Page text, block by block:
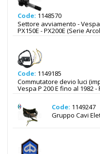
Code: 1148570
Settore avviamento - Vespa
PX150E - PX200E (Serie
Code: 1149185
Commutatore devio luci
Vespa P 200 E fino al 1982 -
Code: 1149247
Gruppo Cavi